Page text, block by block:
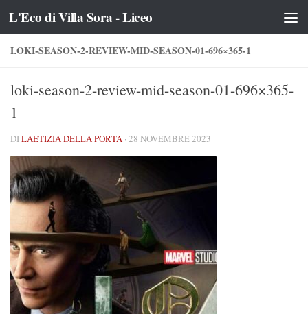
Salta al contenuto
L'Eco di Villa Sora - Liceo
LOKI-SEASON-2-REVIEW-MID-SEASON-01-696×365-1
loki-season-2-review-mid-season-01-696×365-
1
DILAETIZIA DELLA PORTA · 28 NOVEMBRE 2023